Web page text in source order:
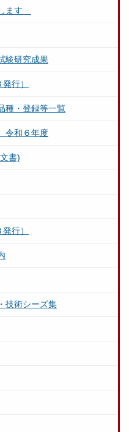
ます
験研究成果
行）
種・登録等一覧
令和６年度
書)
行）
技術シーズ集